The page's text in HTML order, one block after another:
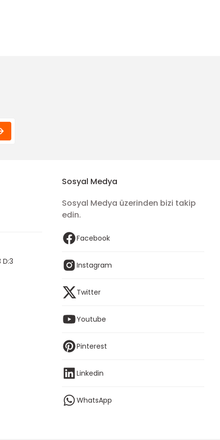
Sosyal Medya
Sosyal Medya üzerinden bizi takip
edin.
Facebook
Instagram
Twitter
Youtube
Pinterest
Linkedin
WhatsApp